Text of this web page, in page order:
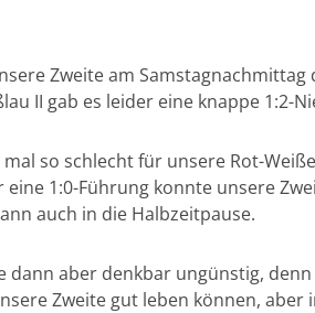
Zweite am
II gab es leider eine knappe 1:2-
so schlecht für unsere Rot-
1:0-Führung konnte unsere
auch in die Halbzeitpause.
aber denkbar ungünstig,
Zweite gut leben können, aber